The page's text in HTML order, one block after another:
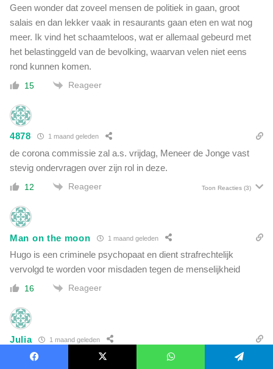
Geen wonder dat zoveel mensen de politiek in gaan, groot
salais en dan lekker vaak in resaurants gaan eten en wat nog
meer. Ik vind het schaamteloos, wat er allemaal gebeurd met
het belastinggeld van de bevolking, waarvan velen niet eens
rond kunnen komen.
15 Reageer
4878 1 maand geleden
de corona commissie zal a.s. vrijdag, Meneer de Jonge vast
stevig ondervragen over zijn rol in deze.
12 Reageer Toon Reacties (3)
Man on the moon 1 maand geleden
Hugo is een criminele psychopaat en dient strafrechtelijk
vervolgd te worden voor misdaden tegen de menselijkheid
16 Reageer
Julia 1 maand geleden
En dit heerschap is beloond met een functie als commissaris